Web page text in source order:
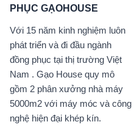
PHỤC GẠOHOUSE
Với 15 năm kinh nghiệm luôn
phát triển và đi đầu ngành
đồng phục tại thị trường Việt
Nam . Gạo House quy mô
gồm 2 phân xưởng nhà máy
5000m2 với máy móc và công
nghệ hiện đại khép kín.